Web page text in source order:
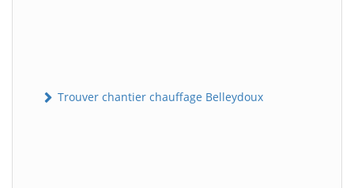
Trouver chantier chauffage Belleydoux